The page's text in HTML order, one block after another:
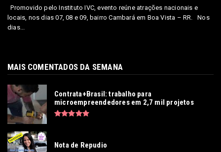
Promovido pelo Instituto IVC, evento reúne atrações nacionais e
locais, nos dias 07, 08 e 09, bairro Cambará em Boa Vista – RR. Nos
dias...
MAIS COMENTADOS DA SEMANA
Contrata+Brasil: trabalho para
microempreendedores em 2,7 mil projetos
Nota de Repudio